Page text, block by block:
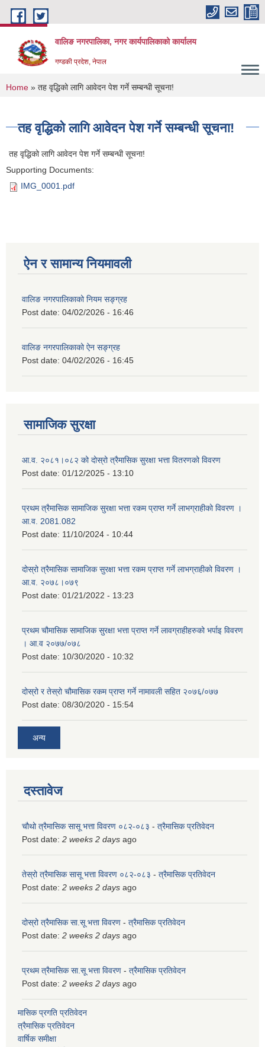
Skip to main content
वालिङ नगरपालिका, नगर कार्यपालिकाको कार्यालय
गण्डकी प्रदेश, नेपाल
You are here
Home » तह वृद्धिको लागि आवेदन पेश गर्ने सम्बन्धी सूचना!
तह वृद्धिको लागि आवेदन पेश गर्ने सम्बन्धी सूचना!
तह वृद्धिको लागि आवेदन पेश गर्ने सम्बन्धी सूचना!
Supporting Documents:
IMG_0001.pdf
ऐन र सामान्य नियमावली
वालिङ नगरपालिकाको नियम सङ्ग्रह
Post date: 04/02/2026 - 16:46
वालिङ नगरपालिकाको ऐन सङ्ग्रह
Post date: 04/02/2026 - 16:45
सामाजिक सुरक्षा
आ.व. २०८१।०८२ को दोस्रो त्रैमासिक सुरक्षा भत्ता वितरणको विवरण
Post date: 01/12/2025 - 13:10
प्रथम त्रैमासिक सामाजिक सुरक्षा भत्ता रकम प्राप्त गर्ने लाभग्राहीको विवरण ।
आ.व. 2081.082
Post date: 11/10/2024 - 10:44
दोस्रो त्रैमासिक सामाजिक सुरक्षा भत्ता रकम प्राप्त गर्ने लाभग्राहीको विवरण ।
आ.व. २०७८।०७९
Post date: 01/21/2022 - 13:23
प्रथम चौमासिक सामाजिक सुरक्षा भत्ता प्राप्त गर्ने लावग्राहीहरुको भर्पाइ विवरण
। आ.व २०७७/०७८
Post date: 10/30/2020 - 10:32
दोस्रो र तेस्रो चौमासिक रकम प्राप्त गर्ने नामावली सहित २०७६/०७७
Post date: 08/30/2020 - 15:54
अन्य
दस्तावेज
चौथो त्रैमासिक सासू भत्ता विवरण ०८२-०८३ - त्रैमासिक प्रतिवेदन
Post date: 2 weeks 2 days ago
तेस्रो त्रैमासिक सासू भत्ता विवरण ०८२-०८३ - त्रैमासिक प्रतिवेदन
Post date: 2 weeks 2 days ago
दोस्रो त्रैमासिक सा.सू भत्ता विवरण - त्रैमासिक प्रतिवेदन
Post date: 2 weeks 2 days ago
प्रथम त्रैमासिक सा.सू भत्ता विवरण - त्रैमासिक प्रतिवेदन
Post date: 2 weeks 2 days ago
मासिक प्रगति प्रतिवेदन
त्रैमासिक प्रतिवेदन
वार्षिक समीक्षा